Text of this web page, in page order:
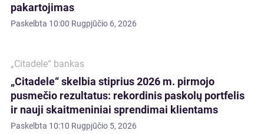
pakartojimas
Paskelbta 10:00 Rugpjūčio 6, 2026
„Citadele“ bankas
„Citadele“ skelbia stiprius 2026 m. pirmojo
pusmečio rezultatus: rekordinis paskolų portfelis
ir nauji skaitmeniniai sprendimai klientams
Paskelbta 10:10 Rugpjūčio 5, 2026